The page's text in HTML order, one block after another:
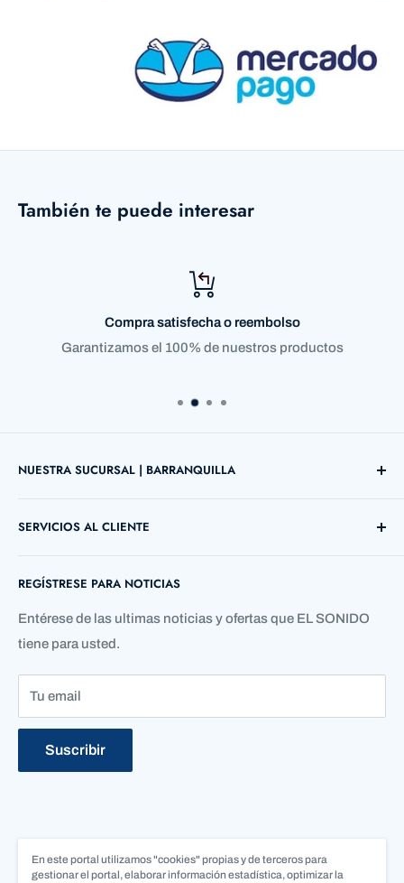
También te puede interesar
Compra satisfecha o reembolso
Garantizamos el 100% de nuestros productos
NUESTRA SUCURSAL | BARRANQUILLA
Telefono: +57 5 3690755
SERVICIOS AL CLIENTE
Contáctenos
Quienes Somos
REGÍSTRESE PARA NOTICIAS
Entérese de las ultimas noticias y ofertas que EL SONIDO
tiene para usted.
Tu email
Suscribir
Síguenos
En este portal utilizamos "cookies" propias y de terceros para
gestionar el portal, elaborar información estadística, optimizar la